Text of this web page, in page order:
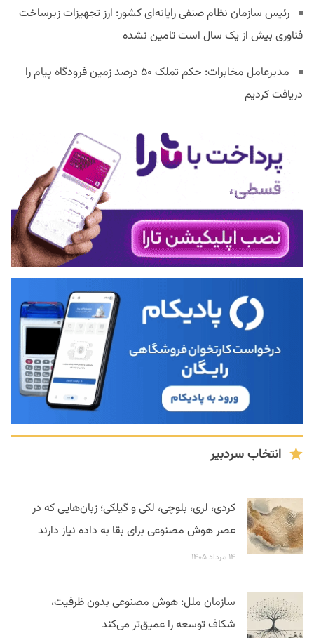
رئیس سازمان نظام صنفی رایانه‌ای کشور: ارز تجهیزات زیرساخت
فناوری بیش از یک سال است تامین نشده
مدیرعامل مخابرات: حکم تملک ۵۰ درصد زمین فرودگاه پیام را
دریافت کردیم
انتخاب سردبیر
کردی، لری، بلوچی، لکی و گیلکی؛ زبان‌هایی که در
عصر هوش مصنوعی برای بقا به داده نیاز دارند
۱۴ مرداد ۱۴۰۵
سازمان ملل: هوش مصنوعی بدون ظرفیت،
شکاف توسعه را عمیق‌تر می‌کند